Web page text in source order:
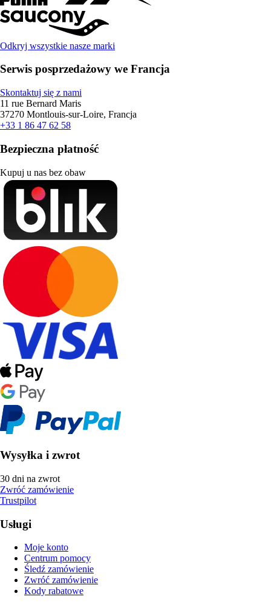
Odkryj wszystkie nasze marki
Serwis posprzedażowy we Francja
Skontaktuj się z nami
11 rue Bernard Maris
37270 Montlouis-sur-Loire, Francja
+33 1 86 47 62 58
Bezpieczna płatność
Kupuj u nas bez obaw
Wysyłka i zwrot
30 dni na zwrot
Zwróć zamówienie
Trustpilot
Usługi
Moje konto
Centrum pomocy
Śledź zamówienie
Zwróć zamówienie
Kody rabatowe